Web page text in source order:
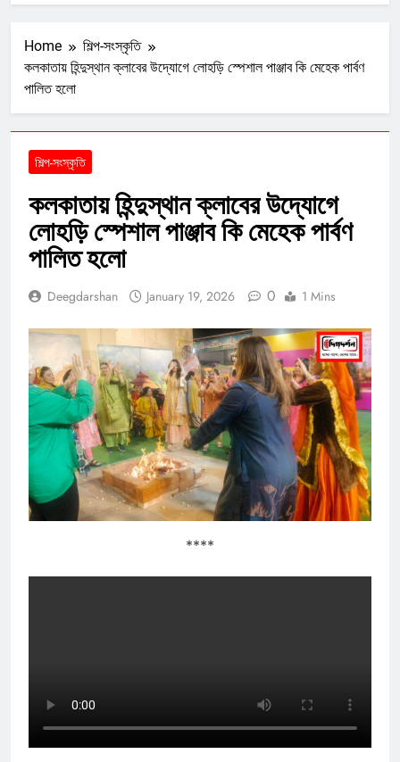
Home
শিল্প-সংস্কৃতি
কলকাতায় হিন্দুস্থান ক্লাবের উদ্যোগে লোহড়ি স্পেশাল পাঞ্জাব কি মেহেক পার্বণ
পালিত হলো
শিল্প-সংস্কৃতি
কলকাতায় হিন্দুস্থান ক্লাবের উদ্যোগে
লোহড়ি স্পেশাল পাঞ্জাব কি মেহেক পার্বণ
পালিত হলো
Deegdarshan January 19, 2026 0 1 Mins
****